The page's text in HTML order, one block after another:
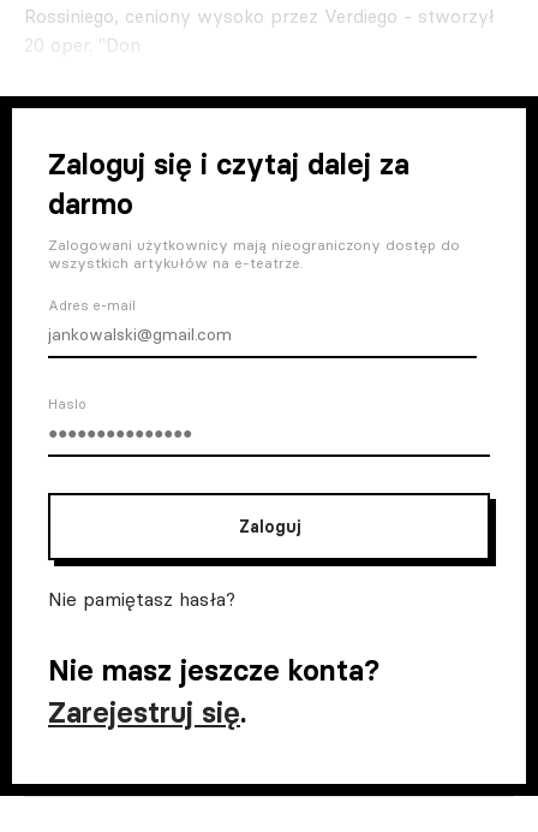
Rossiniego, ceniony wysoko przez Verdiego - stworzył
20 oper. "Don
Zaloguj się i czytaj dalej za
darmo
Zalogowani użytkownicy mają nieograniczony dostęp do
wszystkich artykułów na e-teatrze.
Adres e-mail
Haslo
Zaloguj
Nie pamiętasz hasła?
Nie masz jeszcze konta?
Zarejestruj się.